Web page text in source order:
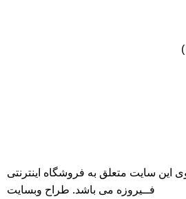
این سایت متعلق به فروشگاه اینترنتی
فــیروزه می باشد. طراح وبسایت